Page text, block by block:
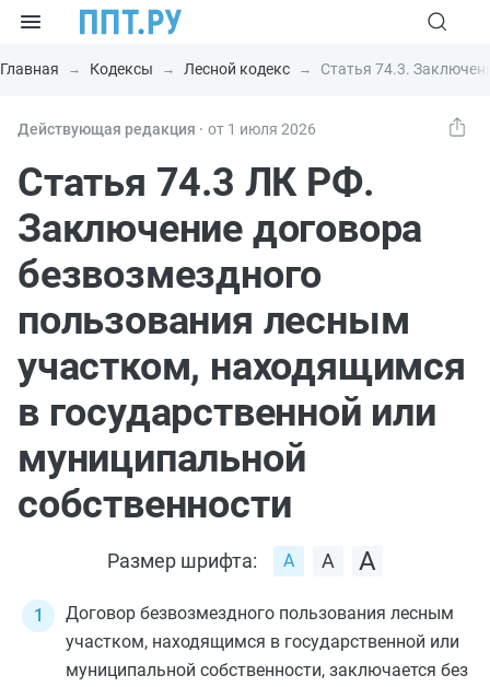
Главная Кодексы Лесной кодекс Статья 74.3.
Действующая редакция ⸱ от 1 июля 2026
Статья 74.3 ЛК РФ.
Заключение договора
безвозмездного
пользования лесным
участком, находящимся
в государственной или
муниципальной
собственности
Размер шрифта:
Договор безвозмездного пользования лесным
участком, находящимся в государственной или
муниципальной собственности, заключается без